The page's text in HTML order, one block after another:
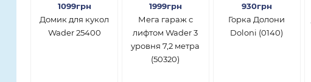
1099грн
Домик для кукол
Wader 25400
1999грн
Мега гараж с
лифтом Wader 3
уровня 7,2 метра
(50320)
930грн
Горка Долони
Doloni (0140)